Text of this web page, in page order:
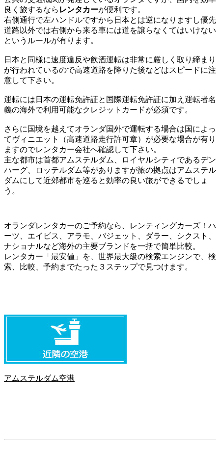
良く旅するなら レンタカーが便利です。
右側通行で左ハンドルですから日本とは逆になりますし優先
道路以外では右側から来る車には道を譲らなくてはいけない
というルールが有ります。
日本と同様に速度違反や飲酒運転は非常に厳しく取り締まり
が行われているので高速道路を降りた後などはスピードに注
意して下さい。
運転には日本の運転免許証と国際運転免許証に加え運転者名
義の海外で利用可能なクレジットカードが必須です。
さらに国境を越えてオランダ国外で運転する場合は国によっ
てヴィニエット（高速道路走行許可章）が必要な場合が有り
ますのでレンタカー会社へ確認して下さい。
主な都市は首都アムステルダム、ロイヤルシティであるデン
ハーグ、ロッテルダム等がありますが旅の拠点はアムステル
ダムにして近郊都市を巡ると効率の良い旅ができるでしょ
う。
オランダレンタカーのご予約なら、レンティングカーズ！ハ
ーツ、エイビス、アラモ、バジェット、ダラー、シクスト、
ナショナルなど海外の主要ブランドを一括で簡単比較。
レンタカー「最安値」を、世界最大級の検索エンジンで、検
索、比較、予約までたった３ステップで見つけます。
アムステルダム空港